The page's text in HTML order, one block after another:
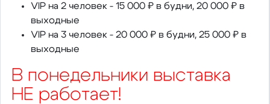
VIP на 2 человек - 15 000 ₽ в будни, 20 000 ₽ в
выходные
VIP на 3 человек - 20 000 ₽ в будни, 25 000 ₽ в
выходные
В понедельники выставка
НЕ работает!